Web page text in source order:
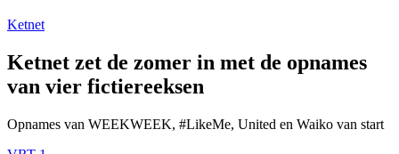
Ketnet
Ketnet zet de zomer in met de opnames
van vier fictiereeksen
Opnames van WEEKWEEK, #LikeMe, United en Waiko van start